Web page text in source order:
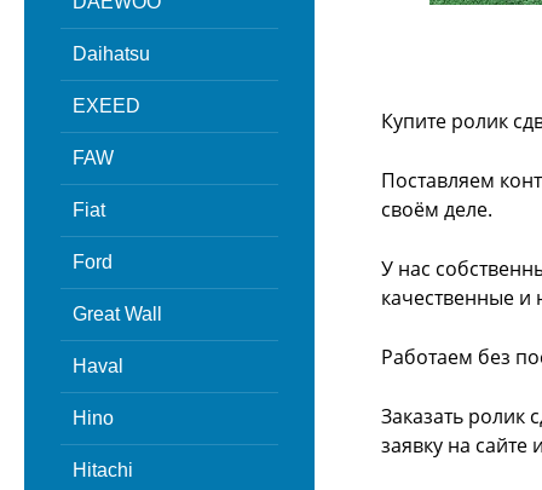
Daihatsu
EXEED
FAW
Fiat
Ford
Great Wall
Haval
Hino
Hitachi
Купите ролик
Поставляем
своём деле.
У нас
качественные и
Работаем без
Заказать ролик
заявку на сайте